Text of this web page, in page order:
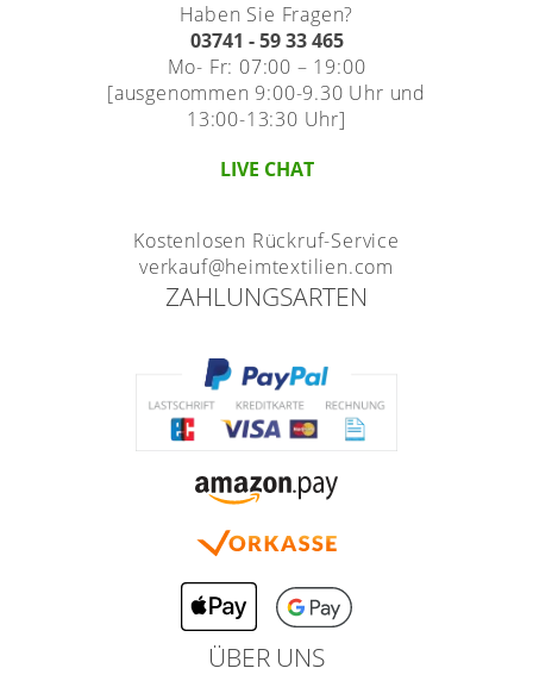
Haben Sie Fragen?
03741 - 59 33 465
Mo- Fr: 07:00 – 19:00
[ausgenommen 9:00-9.30 Uhr und
13:00-13:30 Uhr]
LIVE CHAT
Kostenlosen Rückruf-Service
verkauf@heimtextilien.com
ZAHLUNGSARTEN
ÜBER UNS